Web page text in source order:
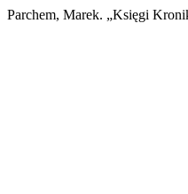
Parchem, Marek. „Księgi